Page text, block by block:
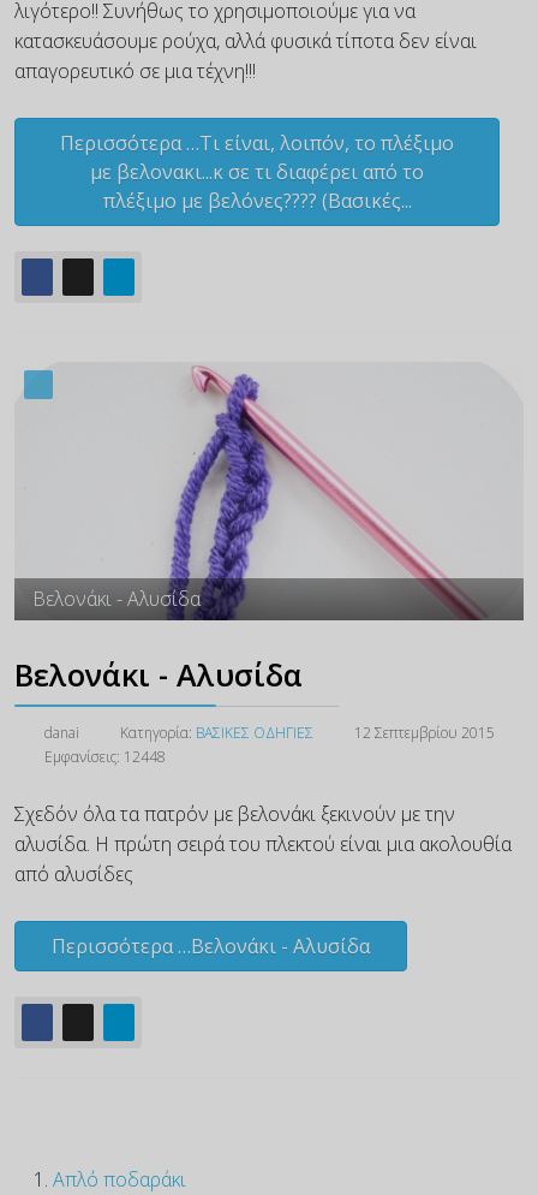
λιγότερο!! Συνήθως το χρησιμοποιούμε για να
κατασκευάσουμε ρούχα, αλλά φυσικά τίποτα δεν είναι
απαγορευτικό σε μια τέχνη!!!
Περισσότερα …Τι είναι, λοιπόν, το πλέξιμο
με βελονακι...κ σε τι διαφέρει από το
πλέξιμο με βελόνες???? (Βασικές...
Βελονάκι - Αλυσίδα
Βελονάκι - Αλυσίδα
danai Κατηγορία: ΒΑΣΙΚΕΣ ΟΔΗΓΙΕΣ
12 Σεπτεμβρίου 2015
Εμφανίσεις: 12448
Σχεδόν όλα τα πατρόν με βελονάκι ξεκινούν με την
αλυσίδα. Η πρώτη σειρά του πλεκτού είναι μια ακολουθία
από αλυσίδες
Περισσότερα …Βελονάκι - Αλυσίδα
Απλό ποδαράκι